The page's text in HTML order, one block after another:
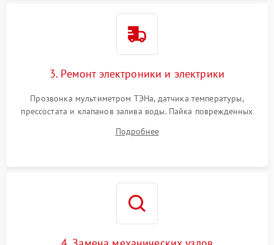
3. Ремонт электроники и электрики
Прозвонка мультиметром ТЭНа, датчика температуры,
прессостата и клапанов залива воды. Пайка поврежденных
Восстановление целостности проводки и контактов.
Подробнее